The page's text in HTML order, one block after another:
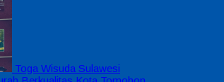
Toga Wisuda Sulawesi